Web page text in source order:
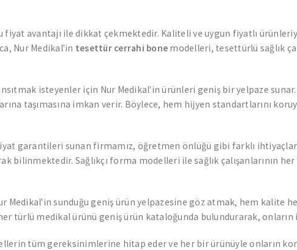
avantajı ile dikkat çekmektedir. Kaliteli ve uygun fiyatlı
Nur Medikal'in tesettür cerrahi bone modelleri, tesettürlü sağlık
isteyenler için Nur Medikal'in ürünleri geniş bir yelpaze
taşımasına imkan verir. Böylece, hem hijyen standartlarını
garantileri sunan firmamız, öğretmen önlüğü gibi farklı
bilinmektedir. Sağlıkçı forma modelleri ile sağlık çalışanlarının
sunduğu geniş ürün yelpazesine göz atmak, hem kalite
türlü medikal ürünü geniş ürün kataloğunda bulundurarak,
tüm gereksinimlerine hitap eder ve her bir ürünüyle onların